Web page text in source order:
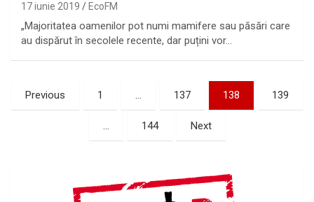
17 iunie 2019 EcoFM
„Majoritatea oamenilor pot numi mamifere sau păsări care
au dispărut în secolele recente, dar puțini vor…
Paginație
articole
Previous 1 … 137 138 139
… 144 Next